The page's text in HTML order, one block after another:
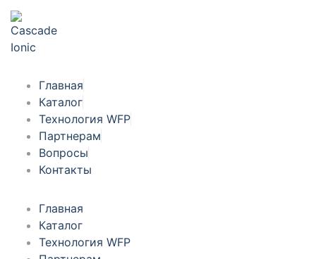
Главная
Каталог
Технология WFP
Партнерам
Вопросы
Контакты
Главная
Каталог
Технология WFP